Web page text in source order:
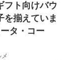
フト向けバウ
を揃えていま
タ・コー